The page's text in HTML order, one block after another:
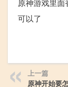
原神游戏里
可以了
上一篇
原神开始要